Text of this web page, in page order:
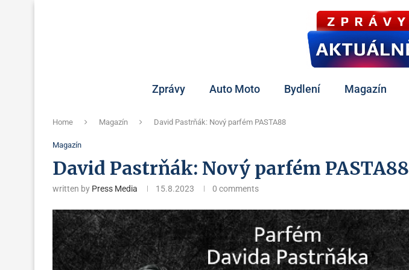
Zprávy Auto Moto Bydlení Magazín
Home Magazín David Pastrňák: Nový parfém PASTA88
Magazín
David Pastrňák: Nový parfém PASTA88
written by Press Media 15.8.2023 0 comments